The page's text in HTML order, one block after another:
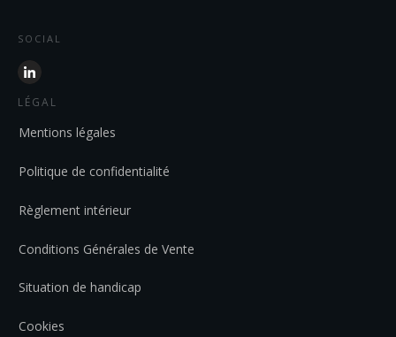
SOCIAL
LÉGAL
Mentions légales
Politique de confidentialité
Règlement intérieur
Conditions Générales de Vente
Situation de handicap
Cookies